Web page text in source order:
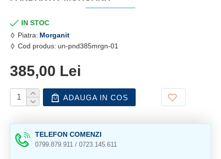
IN STOC
Piatra: Morganit
Cod produs: un-pnd385mrgn-01
385,00 Lei
ADAUGA IN COS
TELEFON COMENZI
0799.879.911 / 0723.145.611